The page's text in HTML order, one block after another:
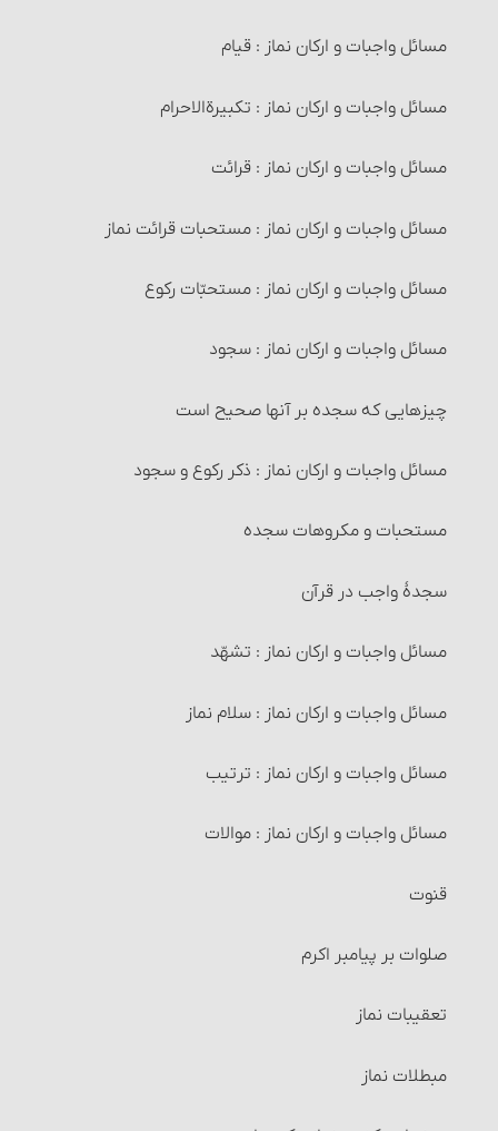
مصرف زکات فطره
عزل (کنار گذاشتن) زکات فطره و احکام آن
احکام خرید و فروش‏
مستحبّات معامله
معاملات مکروه
معاملات حرام‏ : خرید و فروش عین نجس، در شرایطی
معاملات حرام‏ : خرید و فروش اموالی که از طرق غیر شرعی
معاملات حرام‏ : خرید و فروش چیزهایی که آمیخته به
رباست
معاملات حرام‏ : خرید و فروشی که آمیخته و همراه غش
10- غایب شدن مسلمان
طهارت قرآن و مساجد
1- قرآن
2- مساجد
راههای اثبات تطهیر
احکام تخلّی
إستنجاء و احکام آن
احکام استبراء
مستحبّات و مکروهات تخلّی
وضو
واجبات وضو
آداب پیش از وضو
کیفیت وضو و ترتیب آن
وضوی ارتماسی
شرایط وضو
1و2- آب وضو باید پاک و مطلق باشد
3- آب وضو و فضایی که در آن وضو می‏گیرد باید مباح باشد
4و5- ظرفی که آب وضو در آنست باید مباح بوده و از طلا و
مسائل متفرّقۀ قصاص و دیات‏
حدّ دزدی‏
مسائل واجبات و ارکان نماز : قیام
مسائل واجبات و ارکان نماز : تکبیرة‎الاحرام
مسائل واجبات و ارکان نماز : قرائت
مسائل واجبات و ارکان نماز : مستحبات قرائت نماز
مسائل واجبات و ارکان نماز : مستحبّات رکوع
مسائل واجبات و ارکان نماز : سجود
چیزهایی که سجده بر آنها صحیح است
مسائل واجبات و ارکان نماز : ذکر رکوع و سجود
مستحبات و مکروهات سجده
سجدۀ واجب در قرآن
مسائل واجبات و ارکان نماز : تشهّد
مسائل واجبات و ارکان نماز : سلام نماز
مسائل واجبات و ارکان نماز : ترتیب
مسائل واجبات و ارکان نماز : موالات
قنوت
صلوات بر پیامبر اکرم‏
تعقیبات نماز
مبطلات نماز